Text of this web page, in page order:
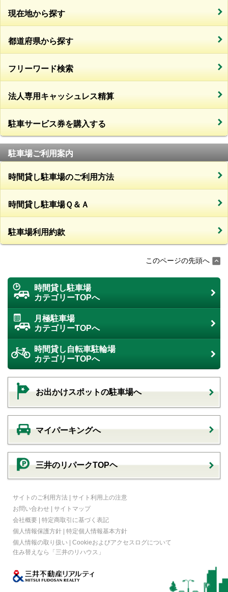
現在地から探す
都道府県から探す
フリーワード検索
法人専用キャッシュレス精算
駐車サービス券を購入する
駐車場ご利用案内
時間貸し駐車場のご利用方法
時間貸し駐車場Ｑ＆Ａ
駐車場利用約款
このページの先頭へ
時間貸し駐車場
カテゴリーTOPへ
月極駐車場
カテゴリーTOPへ
時間貸し自転車駐輪場
カテゴリーTOPへ
お出かけスポットの駐車場へ
マイパーキングへ
三井のリパークTOPヘ
サイトのご利用方法 | サイト利用上の注意
お問い合わせ | サイトマップ
会社概要 | 特定商取引に基づく表記
個人情報保護方針 | 特定個人情報基本方針
個人情報の取り扱い | Cookieおよびアクセスログについて
住み替えなら
「三井のリハウス」